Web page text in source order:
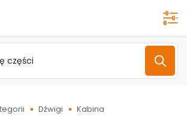
Dźwigi Kabina